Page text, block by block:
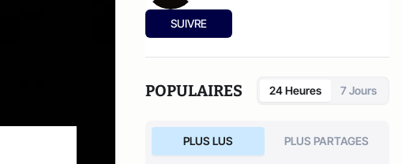
SUIVRE
POPULAIRES 24 Heures 7 Jours
PLUS LUS PLUS PARTAGES